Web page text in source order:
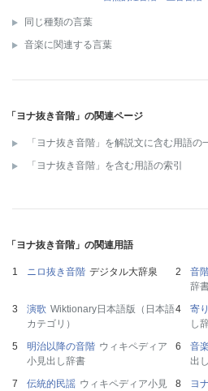
同じ種類の言葉
音楽に関連する言葉
「ヨナ抜き音階」の関連ページ
「ヨナ抜き音階」を解説文に含む用語の
「ヨナ抜き音階」を含む用語の索引
「ヨナ抜き音階」の関連用語
ニロ抜き音階 デジタル大辞泉 音
辞
演歌 Wiktionary日本語版（日本語
カテゴリ）
寄
し
明治以降の音階 ウィキペディア
小見出し辞書
音
出
伝統的民謡 ウィキペディア小見
ヨ